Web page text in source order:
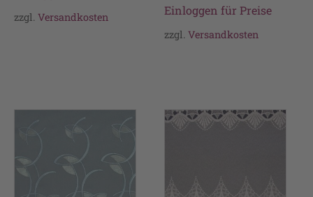
zzgl. Versandkosten
Einloggen für Preise
zzgl.Versandkosten